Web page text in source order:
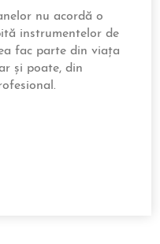
nu acordă o
instrumentelor de
fac parte din viața
și poate, din